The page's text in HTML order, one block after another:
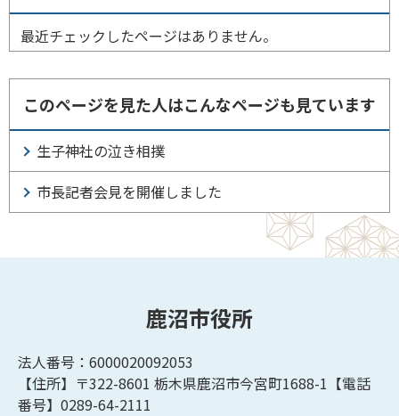
最近チェックしたページはありません。
このページを見た人はこんなページも見ています
生子神社の泣き相撲
市長記者会見を開催しました
鹿沼市役所
法人番号：6000020092053
【住所】〒322-8601 栃木県鹿沼市今宮町1688-1【電話
番号】0289-64-2111